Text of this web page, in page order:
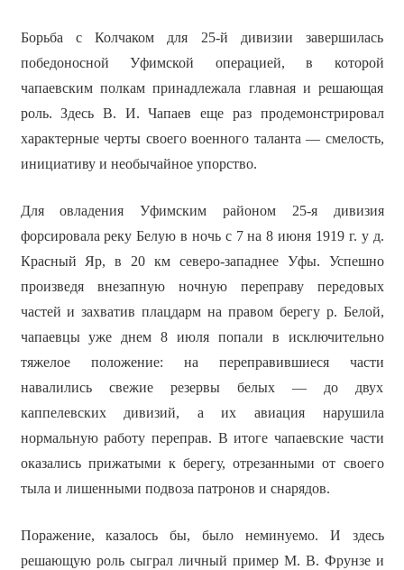
Борьба с Колчаком для 25-й дивизии завершилась
победоносной Уфимской операцией, в которой
чапаевским полкам принадлежала главная и решающая
роль. Здесь В. И. Чапаев еще раз продемонстрировал
характерные черты своего военного таланта — смелость,
инициативу и необычайное упорство.
Для овладения Уфимским районом 25-я дивизия
форсировала реку Белую в ночь с 7 на 8 июня 1919 г. у д.
Красный Яр, в 20 км северо-западнее Уфы. Успешно
произведя внезапную ночную переправу передовых
частей и захватив плацдарм на правом берегу р. Белой,
чапаевцы уже днем 8 июля попали в исключительно
тяжелое положение: на переправившиеся части
навалились свежие резервы белых — до двух
каппелевских дивизий, а их авиация нарушила
нормальную работу переправ. В итоге чапаевские части
оказались прижатыми к берегу, отрезанными от своего
тыла и лишенными подвоза патронов и снарядов.
Поражение, казалось бы, было неминуемо. И здесь
решающую роль сыграл личный пример М. В. Фрунзе и